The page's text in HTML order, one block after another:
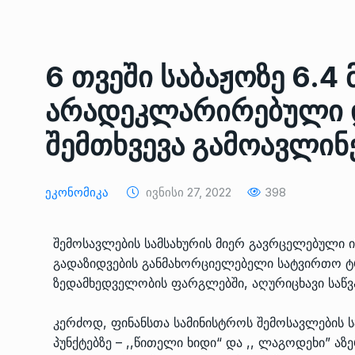
6 თვეში საბაჟოზე
არადეკლარირებული
შემთხვევა
Ეკონომიკა Ივნისი 27, 2022 398
შემოსავლების სამსახურის მიერ
გადაზიდვების განმახორციელებელი სატვირთო
ზედამხედველობის ფარგლებში, აღურიცხავი
კერძოდ, ფინანსთა სამინისტროს შემოსავლების
პუნქტებზე – ,,წითელი ხიდი“ და ,, ლაგოდეხი”
8
საქართველოს
გენერალურმა
დერეფნის…
ᲔᲙᲝᲜᲝᲛᲘᲙᲐ 11/05/2022
9
თბილისის ზაქარია
სახელობის ოპერისა და
10
თბილისის ზაქარია
სახელობის ოპერისა
ᲙᲣᲚᲢᲣᲠᲐ 13/05/2022